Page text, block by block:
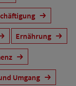
Ernährung
Umgang